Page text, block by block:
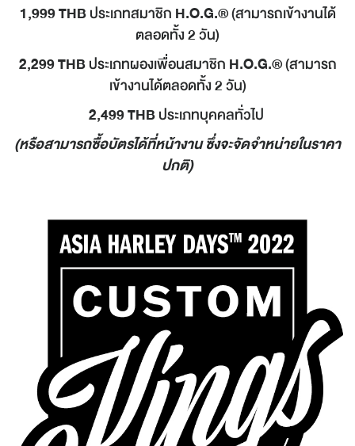
1,999 THBประเภทสมาชิก H.O.G.®(สามารถเข้างานได้
ตลอดทั้ง 2 วัน)
2,299 THBประเภทผองเพื่อนสมาชิก H.O.G.®(สามารถ
เข้างานได้ตลอดทั้ง 2 วัน)
2,499 THBประเภทบุคคลทั่วไป
(หรือสามารถซื้อบัตรได้ที่หน้างาน ซึ่งจะจัดจำหน่ายในราคา
ปกติ)